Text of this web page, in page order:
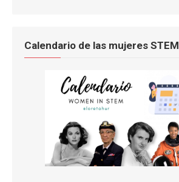
Calendario de las mujeres STEM